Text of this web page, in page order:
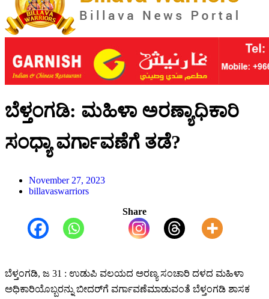
ಬೆಳ್ತಂಗಡಿ: ಮಹಿಳಾ ಅರಣ್ಯಾಧಿಕಾರಿ
ಸಂಧ್ಯಾ ವರ್ಗಾವಣೆಗೆ ತಡೆ?
November 27, 2023
billavaswarriors
Share
ಬೆಳ್ತಂಗಡಿ, ಜ 31 : ಉಡುಪಿ ವಲಯದ ಅರಣ್ಯ ಸಂಚಾರಿ ದಳದ ಮಹಿಳಾ
ಅಧಿಕಾರಿಯೊಬ್ಬರನ್ನು ಬೀದರ್‌ಗೆ ವರ್ಗಾವಣೆಮಾಡುವಂತೆ ಬೆಳ್ತಂಗಡಿ ಶಾಸಕ